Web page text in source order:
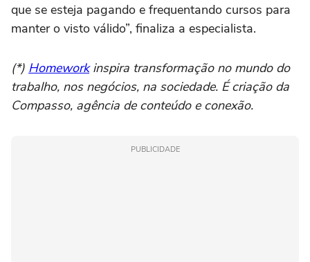
que se esteja pagando e frequentando cursos para
manter o visto válido”, finaliza a especialista.
(*) Homeworkinspira transformação no mundo do
trabalho, nos negócios, na sociedade. É criação da
Compasso, agência de conteúdo e conexão.
PUBLICIDADE